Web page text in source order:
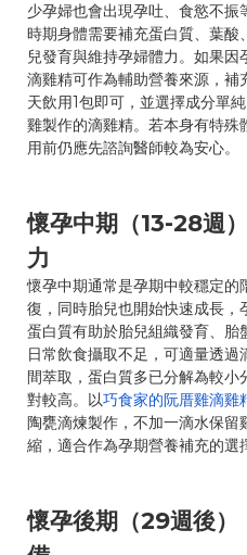
少孕婦也會出現孕吐、食慾不
時期身體需要補充蛋白質、葉
兒發育與維持孕婦體力。如果
滴雞精可作為輔助營養來源，
天飲用1包即可，並選擇成分單
雞製作的滴雞精。若本身有特殊
用前仍應先諮詢醫師較為安心。
懷孕中期（13-28週
力
懷孕中期通常是孕期中較穩定的
復，同時胎兒也開始快速成長，
蛋白質有助於胎兒組織發育、
日常飲食攝取不足，可適量透
間萃取，蛋白質多已分解為較
對較高。以巧食家的阮厝雞滴雞
陶甕滴煉製作，不加一滴水保
縮，適合作為孕期營養補充的選
懷孕後期（29週後）